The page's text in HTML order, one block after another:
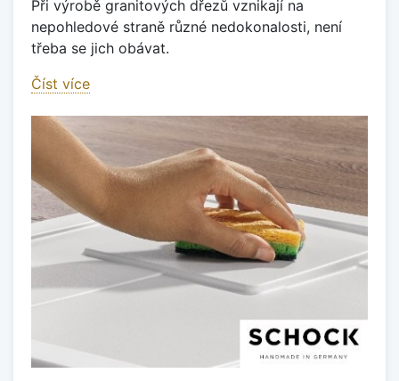
Při výrobě granitových dřezů vznikají na
nepohledové straně různé nedokonalosti, není
třeba se jich obávat.
Číst více